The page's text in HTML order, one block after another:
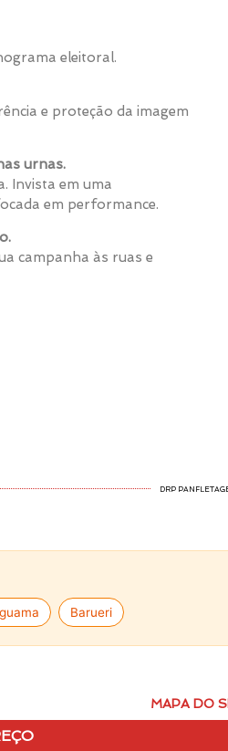
eleitoral.
e proteção da imagem
urnas.
Invista em uma
em performance.
campanha às ruas e
DRP
Barueri
MAPA DO